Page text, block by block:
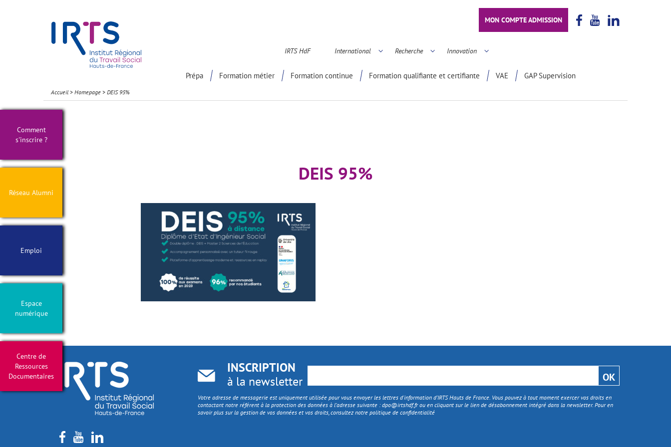
MON COMPTE ADMISSION
IRTS HdF International Recherche Innovation
Prépa Formation métier Formation continue Formation qualifiante et certifiante VAE GAP Supervision
Comment
s'inscrire ?
Réseau Alumni
Emploi
Espace
numérique
Centre de
Ressources
Documentaires
Accueil > Homepage > DEIS 95%
DEIS 95%
INSCRIPTION
à la newsletter
Votre adresse de messagerie est uniquement utilisée pour vous envoyer les lettres d'information d’IRTS Hauts de France. Vous pouvez à tout moment exercer vos droits en
contactant notre référent à la protection des données à l’adresse suivante :dpo@irtshdf.frou en cliquant sur le lien de désabonnement intégré dans la newsletter. Pour en
savoir plus sur la gestion de vos données et vos droits, consultez notre politique de confidentialité